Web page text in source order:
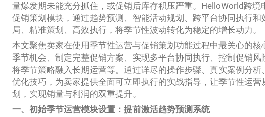
量爆发期未能充分抓住，或促销后库存积压严重。HelloWorld跨境
促销策划模块，通过趋势预测、智能活动规划、跨平台协同执行
局、精准策划、高效执行，将季节性波动转化为稳定的增长动力。
本文聚焦卖家在使用季节性运营与促销策划功能过程中最关心的核
季节机会、制定完整促销方案、实现多平台协同执行、控制促销风
将季节策略融入长期运营等。通过详尽的操作步骤、真实案例分
优化技巧，为卖家提供全面可立即执行的实战指导，让季节性运
划，实现销量与利润的双重提升。
一、初始季节运营模块设置：提前激活趋势预测系统